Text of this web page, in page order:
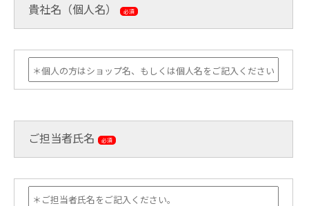
貴社名（個人名） 必須
ご担当者氏名 必須